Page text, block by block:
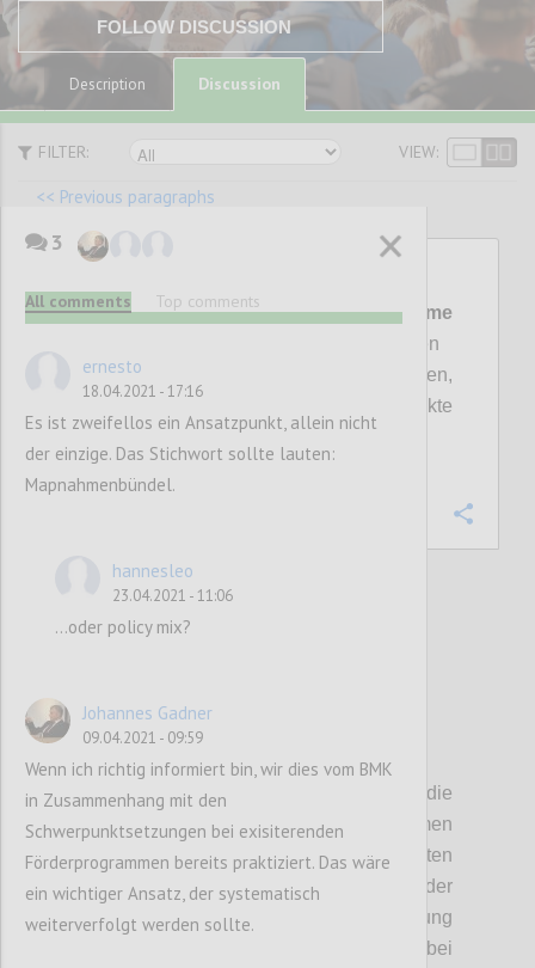
FOLLOW DISCUSSION
Description Discussion
FILTER: VIEW:
<< Previous paragraphs
3.Integration in bestehende Programme
durch die Einführung von zusätzlichen
Evaluationskriterien, die verhindern sollen,
dass durch die Förderung negative Effekte
2votes
P18
Thematische Programme und die
Anreicherung von bestehenden Programmen
mit Kriterien, die negative Externalitäten
verhindern sollen, wirken praktisch nur auf der
Angebotsseite. Sie fördern die Entwicklung
neuer Technologien und Innovationen bei
3
All comments Top comments
ernesto
18.04.2021 - 17:16
Es ist zweifellos ein Ansatzpunkt, allein nicht
der einzige. Das Stichwort sollte lauten:
Mapnahmenbündel.
hannesleo
23.04.2021 - 11:06
...oder policy mix?
Johannes Gadner
09.04.2021 - 09:59
Wenn ich richtig informiert bin, wir dies vom BMK
in Zusammenhang mit den
Schwerpunktsetzungen bei exisiterenden
Förderprogrammen bereits praktiziert. Das wäre
ein wichtiger Ansatz, der systematisch
weiterverfolgt werden sollte.